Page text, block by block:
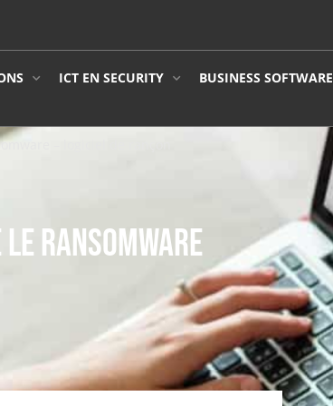
ICT EN SECURITY BUSINESS SOFTWARE
– logiciel de rançon
RANSOMWARE